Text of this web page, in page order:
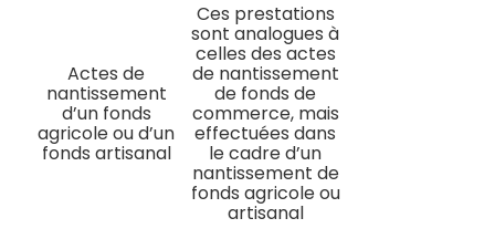
Actes de
nantissement
d’un fonds
agricole ou d’un
fonds artisanal
Ces prestations
sont analogues à
celles des actes
de nantissement
de fonds de
commerce, mais
effectuées dans
le cadre d’un
nantissement de
fonds agricole ou
artisanal